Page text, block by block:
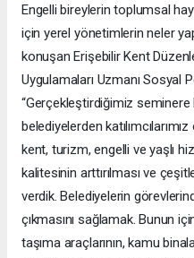
Engelli bireylerin toplumsal
için yerel yönetimlerin neler
konuşan Erişebilir Kent
Uygulamaları Uzmanı Sosyal
“Gerçekleştirdiğimiz seminere
belediyelerden
kent, turizm, engelli ve yaşlı
kalitesinin arttırılması ve
verdik. Belediyelerin
çıkmasını sağlamak. Bunun
taşıma araçlarının, kamu